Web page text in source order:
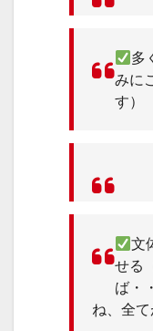
多
みに
す）
文
せる
ば・
ね、全て